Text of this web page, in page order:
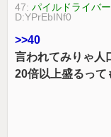
47:パイルドライバ
D:YPrEbINf0
>>40
言われてみりゃ人
20倍以上盛るって